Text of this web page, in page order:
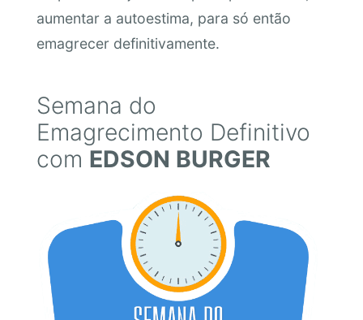
aumentar a autoestima, para só então
emagrecer definitivamente.
Semana do
Emagrecimento Definitivo
com EDSON BURGER